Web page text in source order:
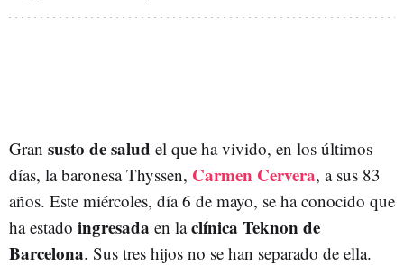
Gran susto de salud el que ha vivido, en los últimos
días, la baronesa Thyssen, Carmen Cervera, a sus 83
años. Este miércoles, día 6 de mayo, se ha conocido que
ha estado ingresada en laclínica Teknon de
Barcelona. Sus tres hijos no se han separado de ella.